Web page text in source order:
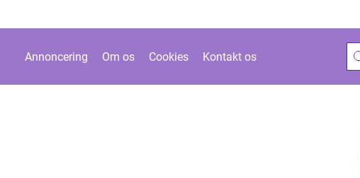
Annoncering Om os Cookies Kontakt os